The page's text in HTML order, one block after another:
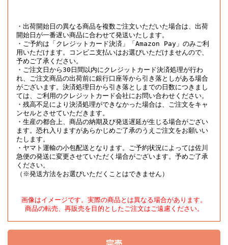
・出荷開始日の異なる商品を複数ご注文いただいた場合は、出荷
開始日が一番遅い商品に合わせて発送いたします。
・ご予約は「クレジットカード決済」「Amazon Pay」のみご利
用いただけます。コンビニ支払いはお選びいただけませんので、
予めご了承ください。
・ご注文日から30日間以内にクレジットカード決済処理が行わ
れ、ご注文商品の出荷前に銀行口座等から引き落としがある場合
がございます。決済処理日から引き落としまでの日数につきまし
ては、ご利用のクレジットカード会社にお問い合わせください。
・残高不足により決済処理ができなかった場合は、ご注文をキャ
ンセルとさせていただきます。
・生産の都合上、商品の納期及び発送遅延が生じる場合がござい
ます。恐れ入りますがあらかじめご了承のうえご注文をお願いい
たします。
・ヤマト運輸の小包配送となります。ご予約状況によっては佐川
急便の発送に変更させていただく場合がございます。予めご了承
ください。
（※発送方法をお選びいただくことはできません）
画像はイメージです。実際の商品とは異なる場合があります。
商品の転売、再販売を目的としたご注文はご遠慮ください。